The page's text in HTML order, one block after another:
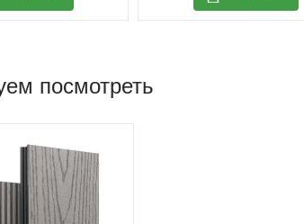
посмотреть